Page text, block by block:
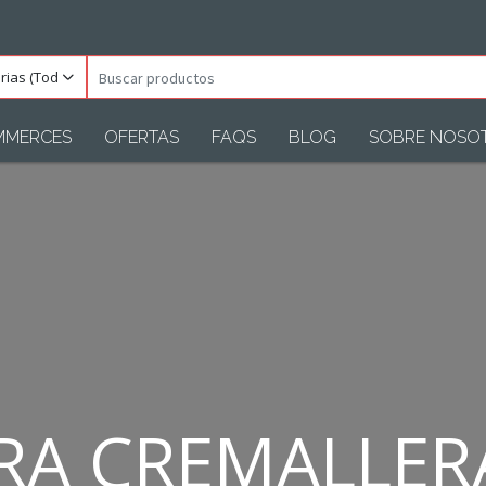
productos
OFERTAS FAQS BLOG SOBRE